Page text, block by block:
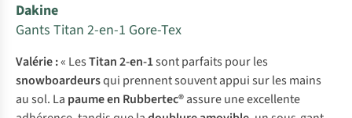
Dakine
Gants Titan 2-en-1 Gore-Tex
Valérie :« LesTitan 2-en-1sont parfaits pour les
snowboardeursqui prennent souvent appui sur les mains
au sol. La paume en Rubbertec®assure une excellente